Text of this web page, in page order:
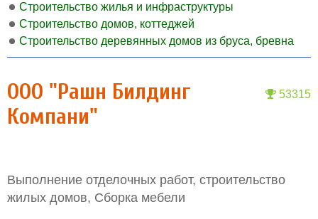
Строительство жилья и инфраструктуры
Строительство домов, коттеджей
Строительство деревянных домов из бруса, бревна
53315
ООО "Рашн Билдинг
Компани"
Выполнение отделочных работ, строительство
жилых домов, Сборка мебели